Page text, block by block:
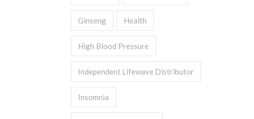
Ginseng Health
High Blood Pressure
Independent Lifewave Distributor
Insomnia